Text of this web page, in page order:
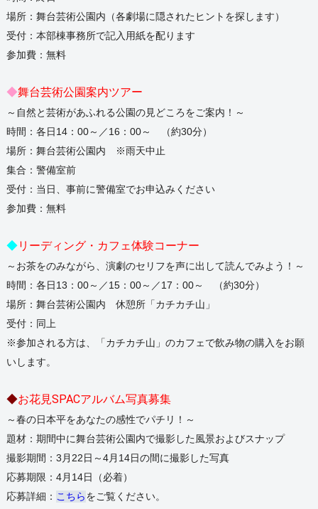
場所：舞台芸術公園内（各劇場に隠されたヒントを探します）
受付：本部棟事務所で記入用紙を配ります
参加費：無料
◆舞台芸術公園案内ツアー
～自然と芸術があふれる公園の見どころをご案内！～
時間：各日14：00～／16：00～ （約30分）
場所：舞台芸術公園内 ※雨天中止
集合：警備室前
受付：当日、事前に警備室でお申込みください
参加費：無料
◆リーディング・カフェ体験コーナー
～お茶をのみながら、演劇のセリフを声に出して読んでみよう！～
時間：各日13：00～／15：00～／17：00～ （約30分）
場所：舞台芸術公園内 休憩所「カチカチ山」
受付：同上
※参加される方は、「カチカチ山」 のカフェで飲み物の購入をお願
いします。
◆お花見SPACアルバム写真募集
～春の日本平をあなたの感性でパチリ！～
題材：期間中に舞台芸術公園内で撮影した風景およびスナップ
撮影期間：3月22日～4月14日の間に撮影した写真
応募期限：4月14日（必着）
応募詳細： こちらをご覧ください。